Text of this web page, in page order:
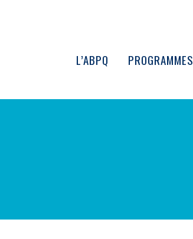
L’ABPQ PROGRAMMES